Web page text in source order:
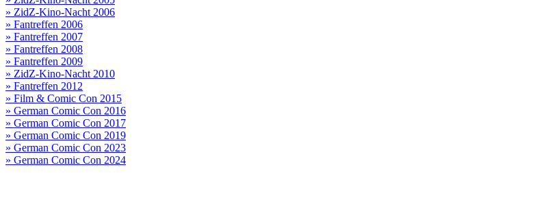
» ZidZ-Kino-Nacht 2006
» Fantreffen 2006
» Fantreffen 2007
» Fantreffen 2008
» Fantreffen 2009
» ZidZ-Kino-Nacht 2010
» Fantreffen 2012
» Film & Comic Con 2015
» German Comic Con 2016
» German Comic Con 2017
» German Comic Con 2019
» German Comic Con 2023
» German Comic Con 2024